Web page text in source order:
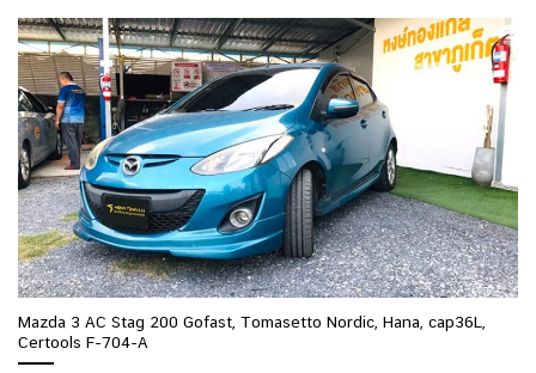
Mazda 3 AC Stag 200 Gofast, Tomasetto Nordic, Hana, cap36L,
Certools F-704-A